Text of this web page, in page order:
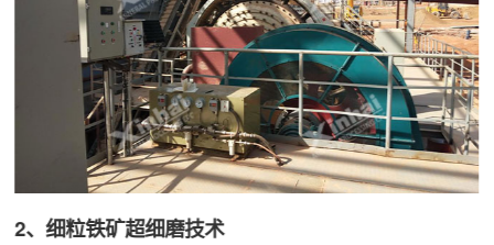
2、细粒铁矿超细磨技术